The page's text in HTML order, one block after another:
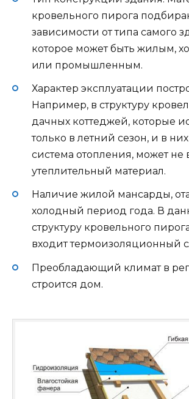
кровельного пирога
зависимости от типа самого
которое может быть жилым,
или промышленным.
Характер эксплуатации
Например, в структуру
дачных коттеджей, которые
только в летний сезон, и в них
система отопления, может не
утеплительный материал.
Наличие жилой мансарды,
холодный период года. В
структуру кровельного
входит термоизоляционный
Преобладающий климат в
строится дом.